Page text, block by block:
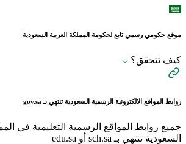
موقع حكومي رسمي تابع لحكومة المملكة العربية السعودية
كيف تتحقق؟
روابط المواقع الالكترونية الرسمية السعودية تنتهي بـ gov.sa
جميع روابط المواقع الرسمية التعليمية في
السعودية تنتهي بـ sch.sa أو edu.sa